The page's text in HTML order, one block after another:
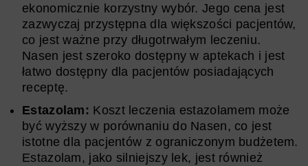
ekonomicznie korzystny wybór. Jego cena jest
zazwyczaj przystępna dla większości pacjentów,
co jest ważne przy długotrwałym leczeniu.
Nasen jest szeroko dostępny w aptekach i jest
łatwo dostępny dla pacjentów posiadających
receptę.
Estazolam: Koszt leczenia estazolamem może
być wyższy w porównaniu do Nasen, co jest
istotne dla pacjentów z ograniczonym budżetem.
Estazolam, jako silniejszy lek, jest również